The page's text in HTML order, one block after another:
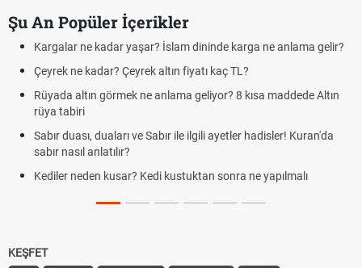
Şu An Popüler İçerikler
Kargalar ne kadar yaşar? İslam dininde karga ne anlama gelir?
Çeyrek ne kadar? Çeyrek altın fiyatı kaç TL?
Rüyada altın görmek ne anlama geliyor? 8 kısa maddede Altın
rüya tabiri
Sabır duası, duaları ve Sabır ile ilgili ayetler hadisler! Kuran'da
sabır nasıl anlatılır?
Kediler neden kusar? Kedi kustuktan sonra ne yapılmalı
KEŞFET